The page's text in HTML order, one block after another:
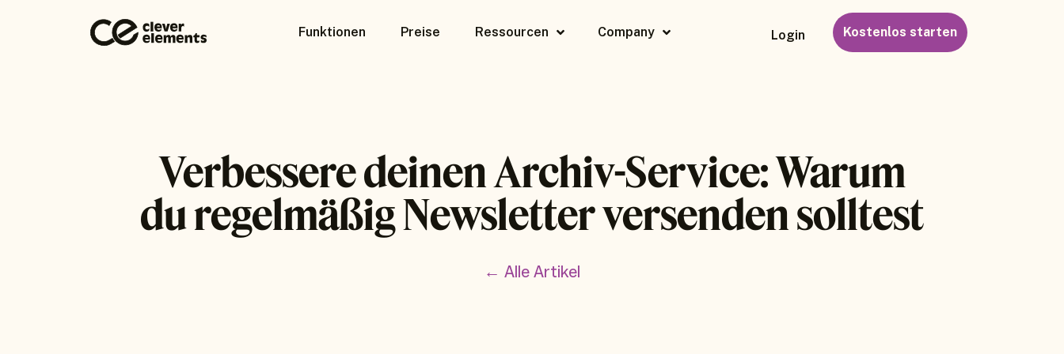
Funktionen Preise Ressourcen Company Login Kostenlos starten
Verbessere deinen Archiv-Service: Warum
du regelmäßig Newsletter versenden solltest
← Alle Artikel